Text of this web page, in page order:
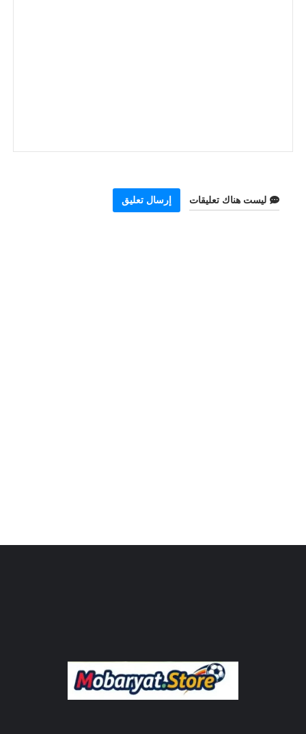
ليست هناك تعليقات إرسال تعليق